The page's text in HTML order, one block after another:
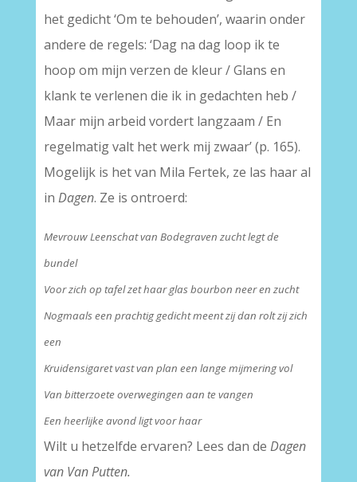
het gedicht ‘Om te behouden’, waarin onder
andere de regels: ‘Dag na dag loop ik te
hoop om mijn verzen de kleur / Glans en
klank te verlenen die ik in gedachten heb /
Maar mijn arbeid vordert langzaam / En
regelmatig valt het werk mij zwaar’ (p. 165).
Mogelijk is het van Mila Fertek, ze las haar al
in Dagen. Ze is ontroerd:
Mevrouw Leenschat van Bodegraven zucht legt de
bundel
Voor zich op tafel zet haar glas bourbon neer en zucht
Nogmaals een prachtig gedicht meent zij dan rolt zij zich
een
Kruidensigaret vast van plan een lange mijmering vol
Van bitterzoete overwegingen aan te vangen
Een heerlijke avond ligt voor haar
Wilt u hetzelfde ervaren? Lees dan de Dagen
van Van Putten.